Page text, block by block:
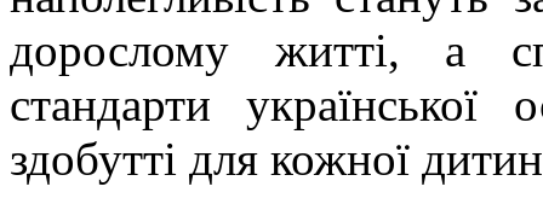
дорослому житті, а
стандарти української
здобутті для кожної